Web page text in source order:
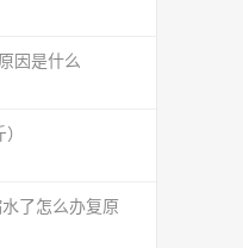
因是什么
了怎么办复原